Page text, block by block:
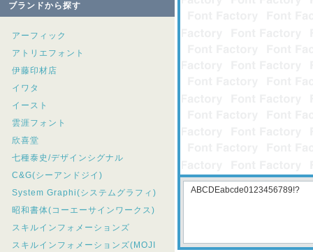
ブランドから探す
アーフィック
アトリエフォント
伊藤印材店
イワタ
イースト
雲涯フォント
欣喜堂
七種泰史/デザインシグナル
C&G(シーアンドジイ)
System Graphi(システムグラフィ)
昭和書体(コーエーサインワークス)
スキルインフォメーションズ
スキルインフォメーションズ(MOJI